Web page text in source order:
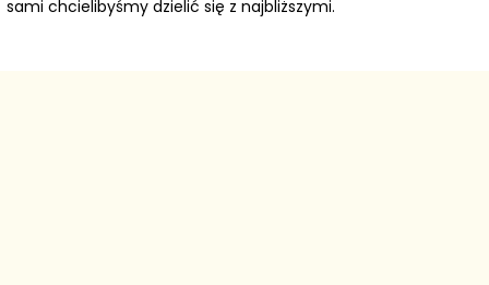
sami chcielibyśmy dzielić się z najbliższymi.